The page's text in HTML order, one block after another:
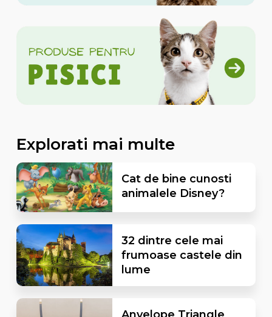
Explorati mai multe
Cat de bine cunosti
animalele Disney?
32 dintre cele mai
frumoase castele din
lume